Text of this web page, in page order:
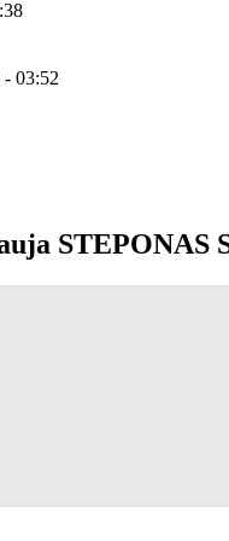
03:52
STEPONAS